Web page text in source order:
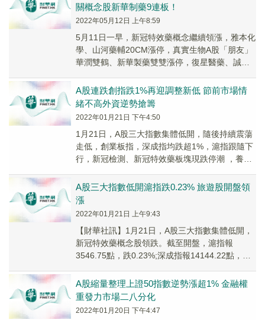
關概念股新華制藥9連板！
2022年05月12日 上午8:59
5月11日一早，新冠特效藥概念繼續領漲，雅本化
學、山河藥輔20CM漲停，真實生物A股「朋友」
華潤雙鶴、新華製藥雙雙漲停，復星醫藥、誠達
收...
A股連跌創指跌1%再迎調整新低 節前市場情
緒不高外資逆勢搶籌
2022年01月21日 下午4:50
1月21日，A股三大指數集體低開，隨後持續震蕩
走低，創業板指，深成指均跌超1%，滬指跟隨下
行，新冠檢測、新冠特效藥板塊現跌停潮 ，養殖
場...
A股三大指數低開滬指跌0.23% 旅遊股開盤領
漲
2022年01月21日 上午9:43
【財華社訊】1月21日，A股三大指數集體低開，
新冠特效藥概念股領跌。截至開盤，滬指報
3546.75點，跌0.23%;深成指報14144.22點，跌
A股縮量整理上證50指數逆勢漲超1% 金融權
重發力市場二八分化
2022年01月20日 下午4:47